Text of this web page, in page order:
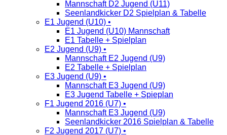
Mannschaft D2 Jugend (U11)
Seenlandkicker D2 Spielplan & Tabelle
E1 Jugend (U10) •
E1 Jugend (U10) Mannschaft
E1 Tabelle + Spielplan
E2 Jugend (U9) •
Mannschaft E2 Jugend (U9)
E2 Tabelle + Spielplan
E3 Jugend (U9) •
Mannschaft E3 Jugend (U9)
E3 Jugend Tabelle + Spieplan
F1 Jugend 2016 (U7) •
Mannschaft E3 Jugend (U9)
Seenlandkicker 2016 Spielplan & Tabelle
F2 Jugend 2017 (U7) •